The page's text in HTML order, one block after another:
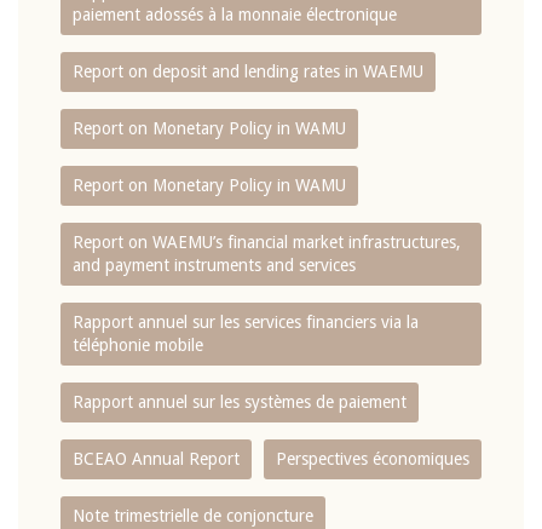
paiement adossés à la monnaie électronique
Report on deposit and lending rates in WAEMU
Report on Monetary Policy in WAMU
Report on Monetary Policy in WAMU
Report on WAEMU’s financial market infrastructures,
and payment instruments and services
Rapport annuel sur les services financiers via la
téléphonie mobile
Rapport annuel sur les systèmes de paiement
BCEAO Annual Report Perspectives économiques
Note trimestrielle de conjoncture